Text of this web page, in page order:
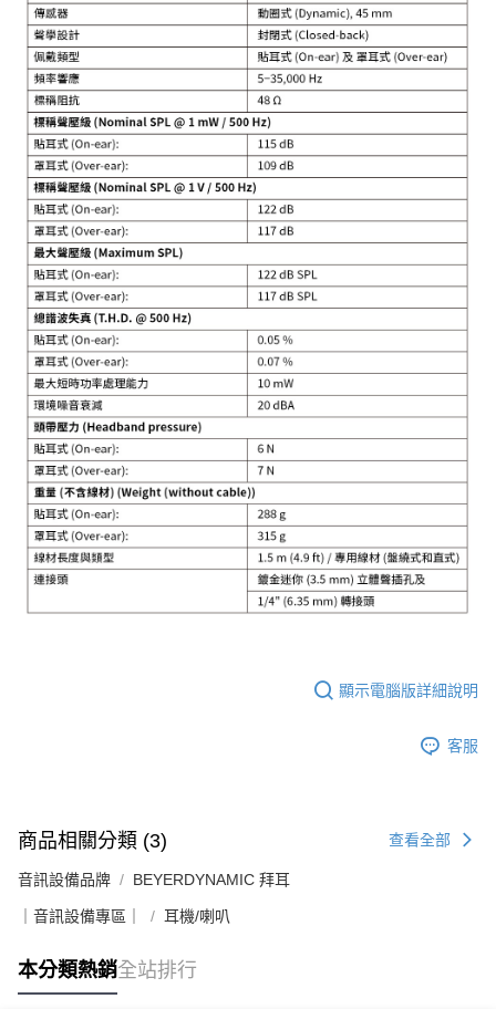
顯示電腦版詳細說明
客服
商品相關分類 (3) 查看全部
音訊設備品牌 BEYERDYNAMIC 拜耳
｜音訊設備專區｜ 耳機/喇叭
本分類熱銷全站排行